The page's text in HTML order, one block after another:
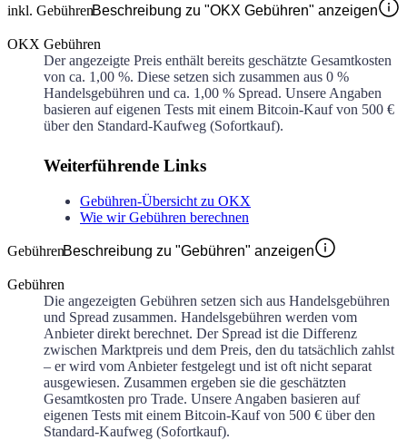
inkl. GebührenBeschreibung zu "OKX Gebühren" anzeigen
OKX Gebühren
Der angezeigte Preis enthält bereits geschätzte Gesamtkosten
von ca. 1,00 %. Diese setzen sich zusammen aus 0 %
Handelsgebühren und ca. 1,00 % Spread. Unsere Angaben
basieren auf eigenen Tests mit einem Bitcoin-Kauf von 500 €
über den Standard-Kaufweg (Sofortkauf).
Weiterführende Links
Gebühren-Übersicht zu OKX
Wie wir Gebühren berechnen
GebührenBeschreibung zu "Gebühren" anzeigen
Gebühren
Die angezeigten Gebühren setzen sich aus Handelsgebühren
und Spread zusammen. Handelsgebühren werden vom
Anbieter direkt berechnet. Der Spread ist die Differenz
zwischen Marktpreis und dem Preis, den du tatsächlich zahlst
– er wird vom Anbieter festgelegt und ist oft nicht separat
ausgewiesen. Zusammen ergeben sie die geschätzten
Gesamtkosten pro Trade. Unsere Angaben basieren auf
eigenen Tests mit einem Bitcoin-Kauf von 500 € über den
Standard-Kaufweg (Sofortkauf).